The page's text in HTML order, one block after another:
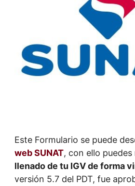
Este Formulario se puede
web SUNAT, con ello puedes
llenado de tu IGV de forma
versión 5.7 del PDT, fue